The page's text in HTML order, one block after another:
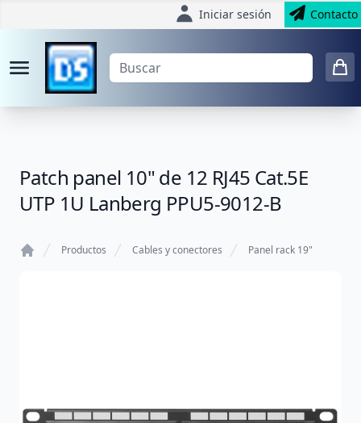
Iniciar sesión Contacto
Patch panel 10" de 12 RJ45 Cat.5E
UTP 1U Lanberg PPU5-9012-B
Productos Cables y conectores Panel rack 19"